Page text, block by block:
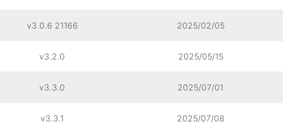
v3.0.6 21166 2025/02/05
v3.2.0 2025/05/15
v3.3.0 2025/07/01
v3.3.1 2025/07/08